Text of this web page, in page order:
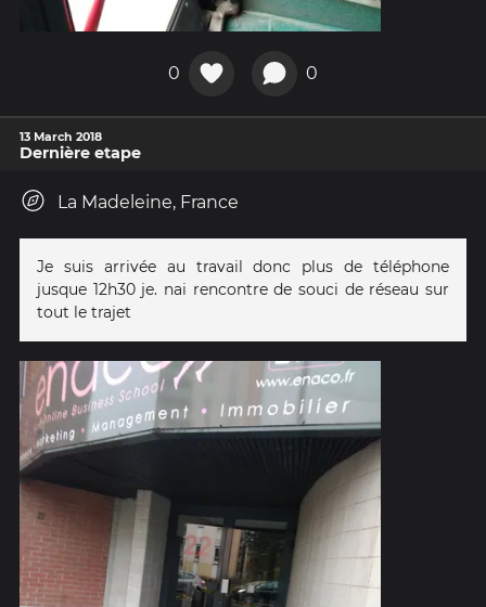
0 0
13 March 2018
Dernière etape
La Madeleine, France
Je suis arrivée au travail donc plus de téléphone
jusque 12h30 je. nai rencontre de souci de réseau sur
tout le trajet